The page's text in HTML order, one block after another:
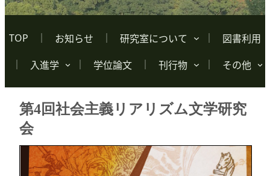
TOP お知らせ 研究室について
図書利用
入進学
学位論文 刊行物 その他
第4回社会主義リアリズム文学研究
会